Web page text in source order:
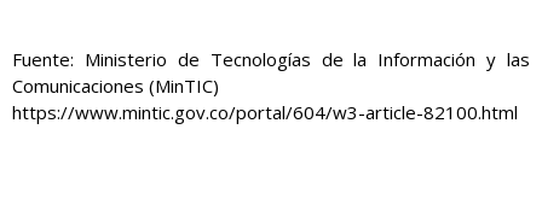
Fuente: Ministerio de Tecnologías de la Información y las
Comunicaciones (MinTIC)
https://www.mintic.gov.co/portal/604/w3-article-82100.html